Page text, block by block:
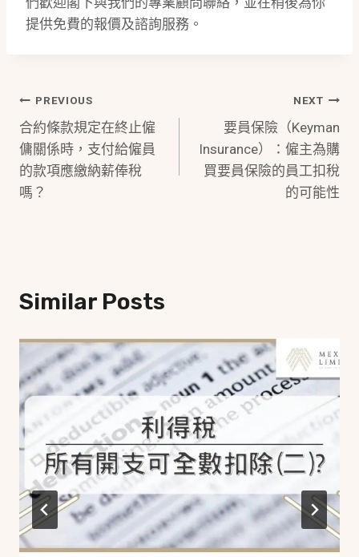
提供免費的報價及諮詢服務。
Post
Navigation
PREVIOUS
合約條款規定在終止僱
傭關係時，支付給僱員
的款項應繳納薪俸稅
嗎？
NEXT
要員保險（Keyman
Insurance）：僱主為購
買要員保險的員工扣稅
的可能性
Similar Posts